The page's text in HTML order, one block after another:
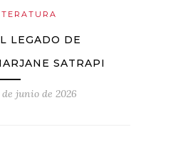
LEGADO DE
SATRAPI
de junio de 2026